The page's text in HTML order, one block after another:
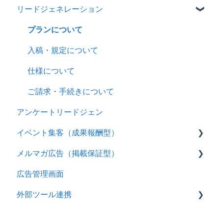
契約について
リードジェネレーション
プランについて
入稿・規定について
仕様について
ご請求・手続きについて
アンケートリードジェン
イベント集客（成果報酬型）
入稿について
仕様について
メルマガ広告（掲載保証型）
入稿について
仕様について
広告管理画面
外部ツール連携